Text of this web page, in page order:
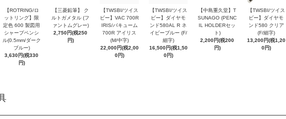
【ROTRING/ロ
ットリング】限
定色 600 製図用
シャープペンシ
ル(0.5mm/ダーク
ブルー)
3,630円(税330
円)
【三菱鉛筆】 ク
ルトガメタル (フ
ァントムグレー)
2,750円(税250
円)
【TWSBI/ツイス
ビー】VAC 700R
IRIS/バキューム
700R アイリス
(M/中字)
22,000円(税2,00
0円)
【TWSBI/ツイス
ビー】ダイヤモ
ンド580AL R ネ
イビーブルー (F/
細字)
16,500円(税1,50
0円)
【中島重久堂】T
SUNAGO (PENC
IL HOLDERセッ
ト)
2,200円(税200
円)
【TWSBI/ツイス
ビー】ダイヤモ
ンド580 クリア
(F/細字)
13,200円(税1,20
0円)